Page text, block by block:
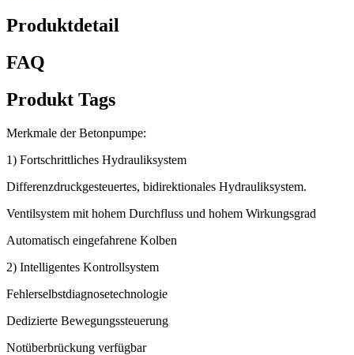
Produktdetail
FAQ
Produkt Tags
Merkmale der Betonpumpe:
1) Fortschrittliches Hydrauliksystem
Differenzdruckgesteuertes, bidirektionales Hydrauliksystem.
Ventilsystem mit hohem Durchfluss und hohem Wirkungsgrad
Automatisch eingefahrene Kolben
2) Intelligentes Kontrollsystem
Fehlerselbstdiagnosetechnologie
Dedizierte Bewegungssteuerung
Notüberbrückung verfügbar